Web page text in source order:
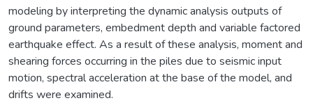
modeling by interpreting the dynamic analysis outputs of
ground parameters, embedment depth and variable factored
earthquake effect. As a result of these analysis, moment and
shearing forces occurring in the piles due to seismic input
motion, spectral acceleration at the base of the model, and
drifts were examined.